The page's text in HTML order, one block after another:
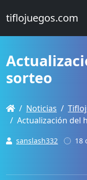
tiflojuegos.com
sorteo
Noticias
Actualización del
sanslash332
18